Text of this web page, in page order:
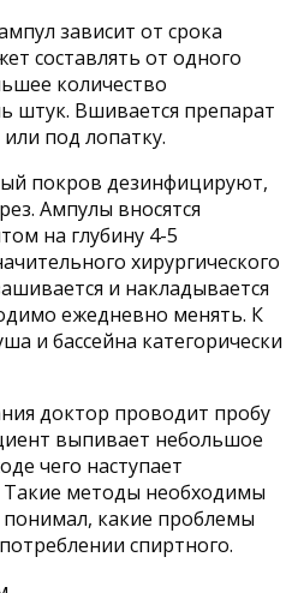
зависит от срока
составлять от одного
количество
штук. Вшивается препарат
под лопатку.
покров дезинфицируют,
Ампулы вносятся
на глубину 4-5
хирургического
и накладывается
ежедневно менять. К
и бассейна категорически
доктор проводит пробу
выпивает небольшое
чего наступает
Такие методы необходимы
какие проблемы
спиртного.